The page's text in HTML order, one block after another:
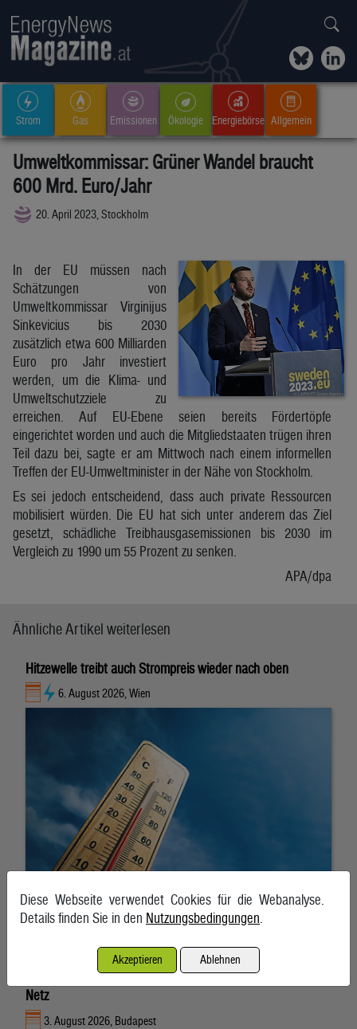
Strom Gas Emissionen Ökologie Energiebörse Allgemein
Umweltkommissar: Grüner Wandel braucht
600 Mrd. Euro/Jahr
20. April 2023, Stockholm
In der EU müssen nach
Schätzungen von
Umweltkommissar Virginijus
Sinkevicius bis 2030
zusätzlich etwa 600 Milliarden
Euro pro Jahr investiert
werden, um die Klima- und
Umweltschutzziele zu
erreichen. Auf EU-Ebene seien bereits Fördertöpfe
eingerichtet worden und auch die Mitgliedstaaten trügen ihren
Teil dazu bei, sagte er am Mittwoch nach einem informellen
Treffen der EU-Umweltminister in der Nähe von Stockholm.
Es sei jedoch entscheidend, dass auch private Ressourcen
mobilisiert würden. Die EU hat sich unter anderem das Ziel
gesetzt, schädliche Treibhausgasemissionen bis 2030 im
Vergleich zu 1990 um 55 Prozent zu senken.
APA/dpa
Ähnliche Artikel weiterlesen
Hitzewelle treibt auch Strompreis wieder nach oben
6. August 2026, Wien
Ungarn mit extremer Hitzewelle – AKW bleibt vorerst am
Netz
3. August 2026, Budapest
Diese Webseite verwendet Cookies für die Webanalyse.
Details finden Sie in den Nutzungsbedingungen.
Akzeptieren Ablehnen